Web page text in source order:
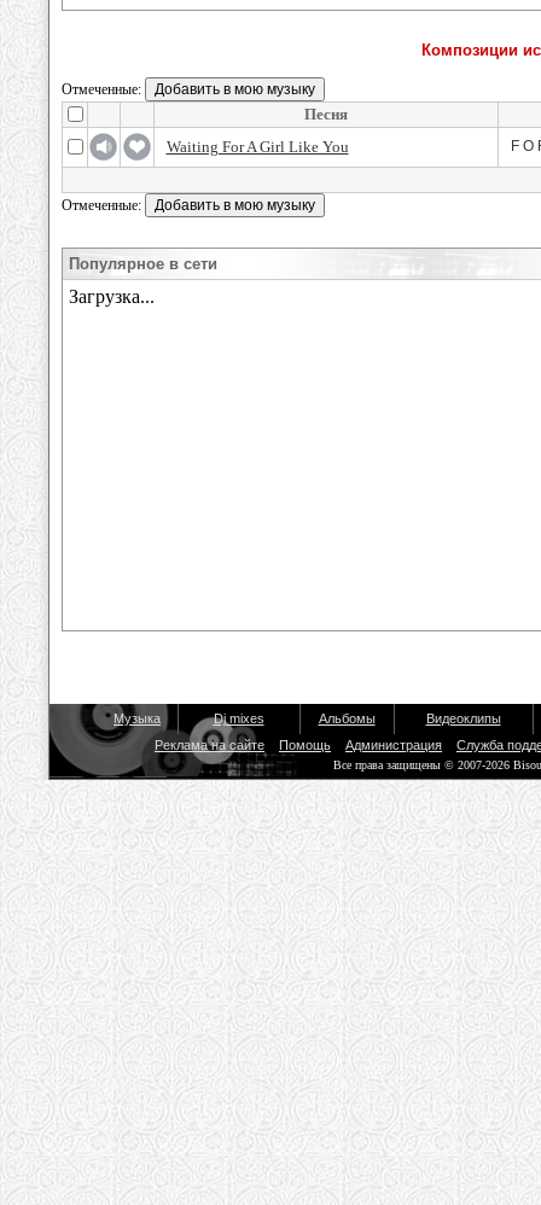
Композиции
Отмеченные:
Песня
Waiting For A Girl Like You
F O
Отмеченные:
Популярное в сети
Музыка Dj mixes Альбомы
Видеоклипы
Реклама на сайте
Помощь Администрация Служба
Все права защищены © 2007-2026